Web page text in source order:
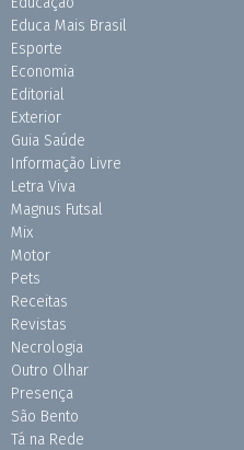
Educa Mais Brasil
Esporte
Economia
Editorial
Exterior
Guia Saúde
Informação Livre
Letra Viva
Magnus Futsal
Mix
Motor
Pets
Receitas
Revistas
Necrologia
Outro Olhar
Presença
São Bento
Tá na Rede